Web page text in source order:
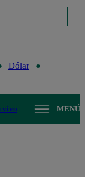
Dólar
vivo MENÚ